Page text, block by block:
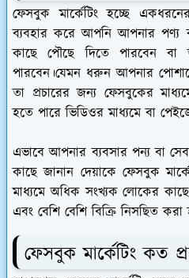
ফেসবুক মার্কেটিং হচ্ছে
ব্যবহার করে আপনি আপনার পণ্য
কাছে পৌছে দিতে পারবেন
পারবেন।যেমন ধরুন আপনার
তা প্রচারের জন্য ফেসবুকের
হতে পারে ভিডিওর মাধ্যমে বা
এভাবে আপনার ব্যবসার পন্য বা
কাছে জানান দেয়াকে ফেসবুক
মাধ্যমে অধিক সংখ্যক লোকের
এবং বেশি বেশি বিক্রি নিসছিত করা
ফেসবুক মার্কেটিং কত